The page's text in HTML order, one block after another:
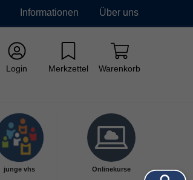
Informationen Über uns
Login Merkzettel Warenkorb
junge vhs Onlinekurse